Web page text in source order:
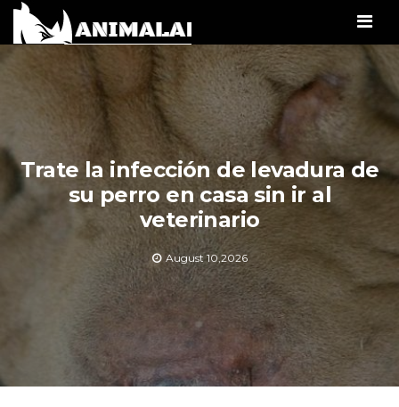
Trate la infección de levadura de
su perro en casa sin ir al
veterinario
August 10,2026